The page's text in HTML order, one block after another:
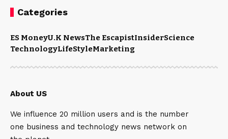
Categories
ES MoneyU.K NewsThe EscapistInsiderScience
TechnologyLifeStyleMarketing
About US
We influence 20 million users and is the number
one business and technology news network on